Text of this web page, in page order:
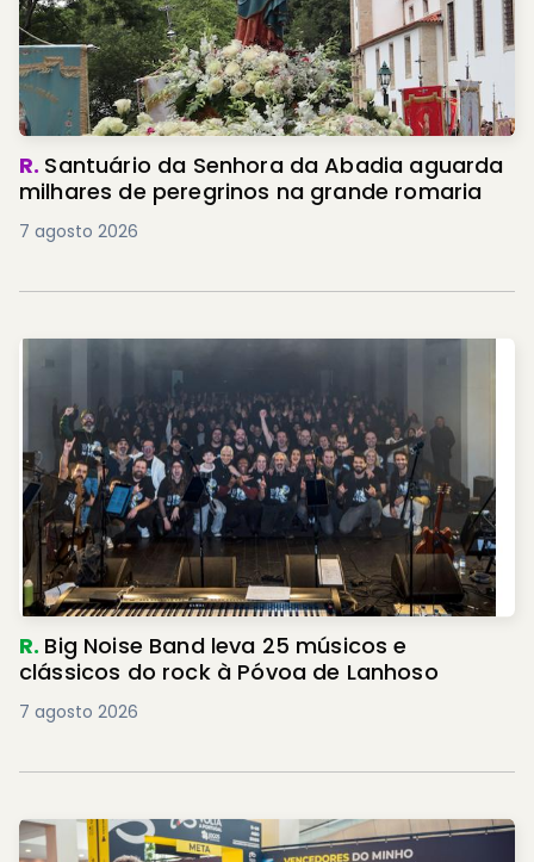
R. Santuário da Senhora da Abadia aguarda
milhares de peregrinos na grande romaria
7 agosto 2026
R. Big Noise Band leva 25 músicos e
clássicos do rock à Póvoa de Lanhoso
7 agosto 2026